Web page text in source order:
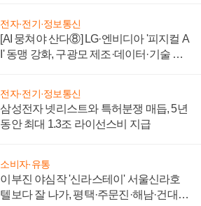
전자·전기·정보통신
[AI 뭉쳐야 산다⑧] LG·엔비디아 '피지컬 A
I' 동맹 강화, 구광모 제조·데이터·기술 결
전자·전기·정보통신
삼성전자 넷리스트와 특허분쟁 매듭, 5년
동안 최대 1.3조 라이선스비 지급
소비자·유통
이부진 야심작 '신라스테이' 서울신라호
텔보다 잘 나가, 평택·주문진·해남·건대로